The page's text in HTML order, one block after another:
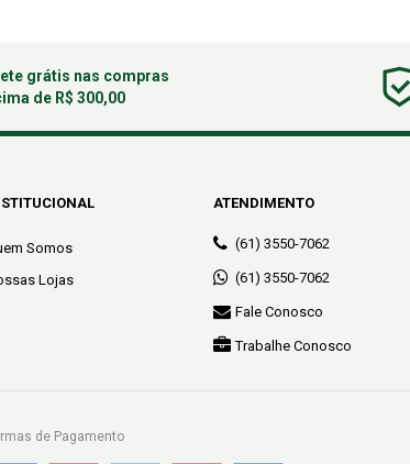
grátis nas compras
de R$ 300,00
Somos
Lojas
ATENDIMENTO
(61) 3550-7062
(61) 3550-7062
Fale Conosco
Trabalhe Conosco
de Pagamento